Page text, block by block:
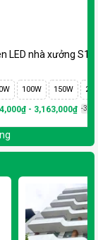
LED nhà xưởng S1
100W 150W
- 3,163,000₫ -35%